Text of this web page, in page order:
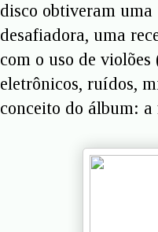
disco obtiveram
desafiadora, uma
com o uso de
eletrônicos, ruídos,
conceito do álbum: